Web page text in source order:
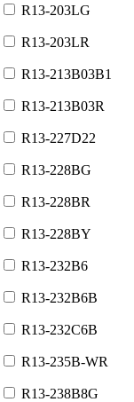
R13-203LG
R13-203LR
R13-213B03B1
R13-213B03R
R13-227D22
R13-228BG
R13-228BR
R13-228BY
R13-232B6
R13-232B6B
R13-232C6B
R13-235B-WR
R13-238B8G